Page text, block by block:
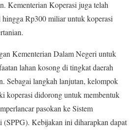
Kementerian Koperasi juga telah
hingga Rp300 miliar untuk koperasi
Kementerian Dalam Negeri untuk
lahan kosong di tingkat daerah
Sebagai langkah lanjutan, kelompok
koperasi didorong untuk membentuk
pasokan ke Sistem
(SPPG). Kebijakan ini diharapkan dapat